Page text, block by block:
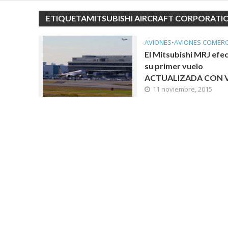
ETIQUETAMITSUBISHI AIRCRAFT
AVIONES•AVIONES
El Mitsubishi MRJ
su primer vuelo
ACTUALIZADA CON
11 noviembre, 2015